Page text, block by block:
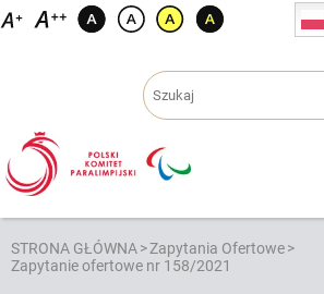
Przejdź
STRONA GŁÓWNA>Zapytania Ofertowe>
Zapytanie ofertowe nr 158/2021